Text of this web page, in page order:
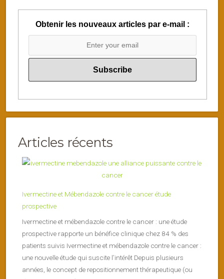
Obtenir les nouveaux articles par e-mail :
Articles récents
Ivermectine et Mébendazole contre le cancer étude
prospective
Ivermectine et mébendazole contre le cancer : une étude
prospective rapporte un bénéfice clinique chez 84 % des
patients suivis Ivermectine et mébendazole contre le cancer :
une nouvelle étude qui suscite l’intérêt Depuis plusieurs
années, le concept de repositionnement thérapeutique (ou